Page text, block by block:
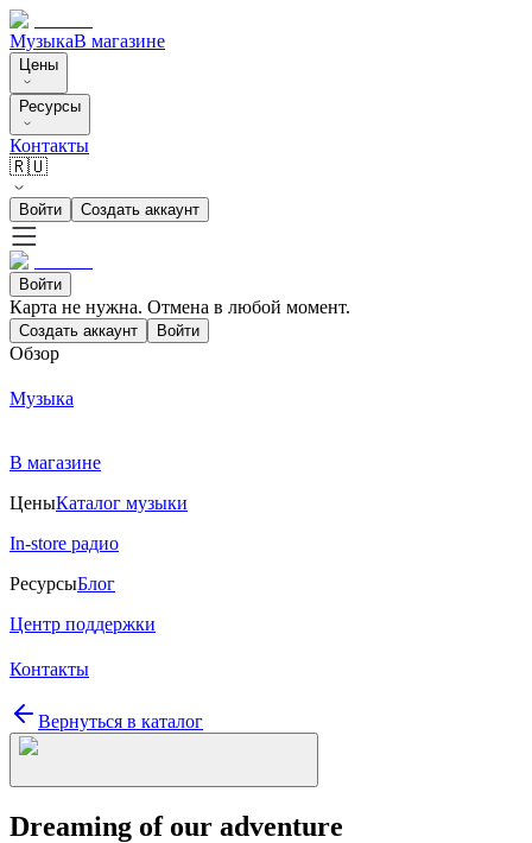
МузыкаВ магазине
Цены
Ресурсы
Контакты
🇷🇺
Войти Создать аккаунт
Войти
Карта не нужна. Отмена в любой момент.
Создать аккаунт Войти
Обзор
Музыка
В магазине
ЦеныКаталог музыки
In-store радио
РесурсыБлог
Центр поддержки
Контакты
Вернуться в каталог
Dreaming of our adventure